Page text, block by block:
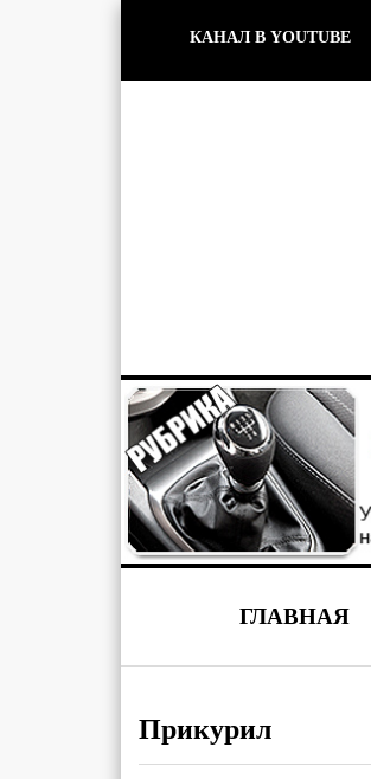
КАНАЛ В YOUTUBE
ГЛАВНАЯ
Прикурил